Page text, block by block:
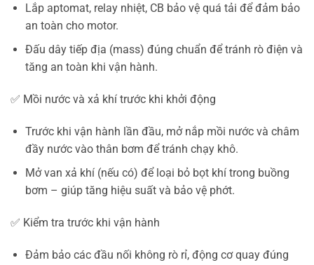
Lắp aptomat, relay nhiệt, CB bảo vệ quá tải để đảm bảo
an toàn cho motor.
Đấu dây tiếp địa (mass) đúng chuẩn để tránh rò điện và
tăng an toàn khi vận hành.
✅ Mồi nước và xả khí trước khi khởi động
Trước khi vận hành lần đầu, mở nắp mồi nước và châm
đầy nước vào thân bơm để tránh chạy khô.
Mở van xả khí (nếu có) để loại bỏ bọt khí trong buồng
bơm – giúp tăng hiệu suất và bảo vệ phớt.
✅ Kiểm tra trước khi vận hành
Đảm bảo các đầu nối không rò rỉ, động cơ quay đúng